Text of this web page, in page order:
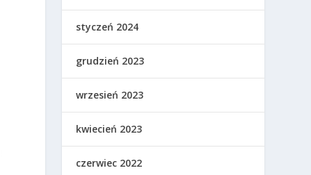
styczeń 2024
grudzień 2023
wrzesień 2023
kwiecień 2023
czerwiec 2022